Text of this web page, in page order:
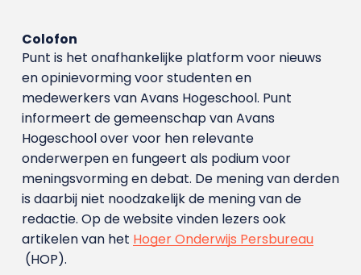
Colofon
Punt is het onafhankelijke platform voor nieuws
en opinievorming voor studenten en
medewerkers van Avans Hoge­school. Punt
informeert de gemeenschap van Avans
Hogeschool over voor hen relevante
onderwerpen en fungeert als podium voor
meningsvorming en debat. De mening van derden
is daarbij niet noodzakelijk de mening van de
redactie. Op de website vinden lezers ook
artikelen van het Hoger Onderwijs Persbureau
(HOP).